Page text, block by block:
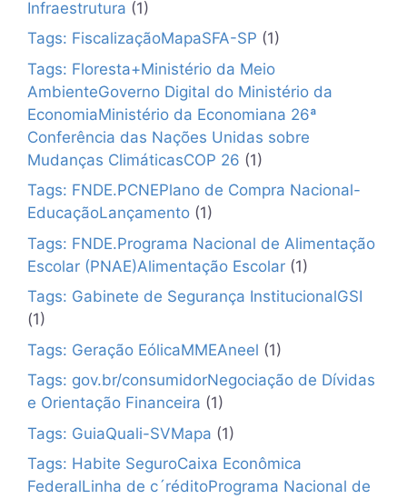
Infraestrutura (1)
Tags: FiscalizaçãoMapaSFA-SP (1)
Tags: Floresta+Ministério da Meio
AmbienteGoverno Digital do Ministério da
EconomiaMinistério da Economiana 26ª
Conferência das Nações Unidas sobre
Mudanças ClimáticasCOP 26 (1)
Tags: FNDE.PCNEPlano de Compra Nacional-
EducaçãoLançamento (1)
Tags: FNDE.Programa Nacional de Alimentação
Escolar (PNAE)Alimentação Escolar (1)
Tags: Gabinete de Segurança InstitucionalGSI
(1)
Tags: Geração EólicaMMEAneel (1)
Tags: gov.br/consumidorNegociação de Dívidas
e Orientação Financeira (1)
Tags: GuiaQuali-SVMapa (1)
Tags: Habite SeguroCaixa Econômica
FederalLinha de c´réditoPrograma Nacional de